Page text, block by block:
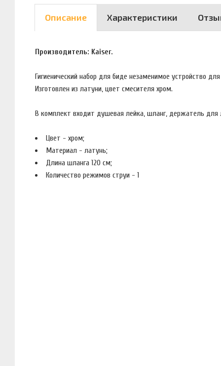
Описание Характеристики
Производитель: Kaiser.
Гигиенический набор для биде незаменимое устройство
Изготовлен из латуни, цвет смесителя хром.
В комплект входит душевая лейка, шланг, держатель для
Цвет - хром;
Материал - латунь;
Длина шланга 120 см;
Количество режимов струи - 1